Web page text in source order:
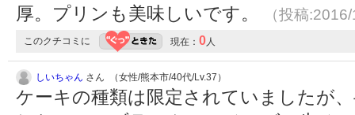
厚。プリンも美味しいです。
（投稿
このクチコミに 現在： 0 人
しいちゃん さん （女性/熊本市/40代/Lv.37）
ケーキの種類は限定されていましたが